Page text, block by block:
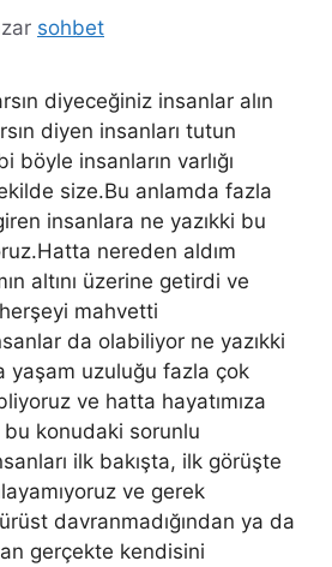
sohbet
diyeceğiniz insanlar alın
diyen insanları tutun
böyle insanların varlığı
size.Bu anlamda fazla
insanlara ne yazıkki bu
nereden aldım
altını üzerine getirdi ve
mahvetti
da olabiliyor ne yazıkki
yaşam uzuluğu fazla çok
ve hatta hayatımıza
konudaki sorunlu
ilk bakışta, ilk görüşte
ve gerek
davranmadığından ya da
gerçekte kendisini